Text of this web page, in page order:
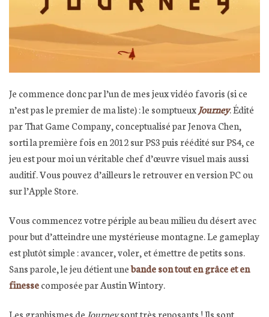
Je commence donc par l’un de mes jeux vidéo favoris (si ce
n’est pas le premier de ma liste) : le somptueux Journey. Édité
par That Game Company, conceptualisé par Jenova Chen,
sorti la première fois en 2012 sur PS3 puis réédité sur PS4, ce
jeu est pour moi un véritable chef d’œuvre visuel mais aussi
auditif. Vous pouvez d’ailleurs le retrouver en version PC ou
sur l’Apple Store.
Vous commencez votre périple au beau milieu du désert avec
pour but d’atteindre une mystérieuse montagne. Le gameplay
est plutôt simple : avancer, voler, et émettre de petits sons.
Sans parole, le jeu détient unebande son tout en grâce et en
finessecomposée par Austin Wintory.
Les graphismes de Journeysont très reposants ! Ils sont